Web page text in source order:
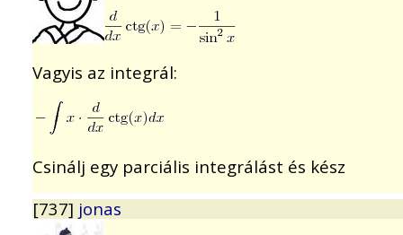
Vagyis az integrál:
Csinálj egy parciális integrálást és kész
[737] jonas